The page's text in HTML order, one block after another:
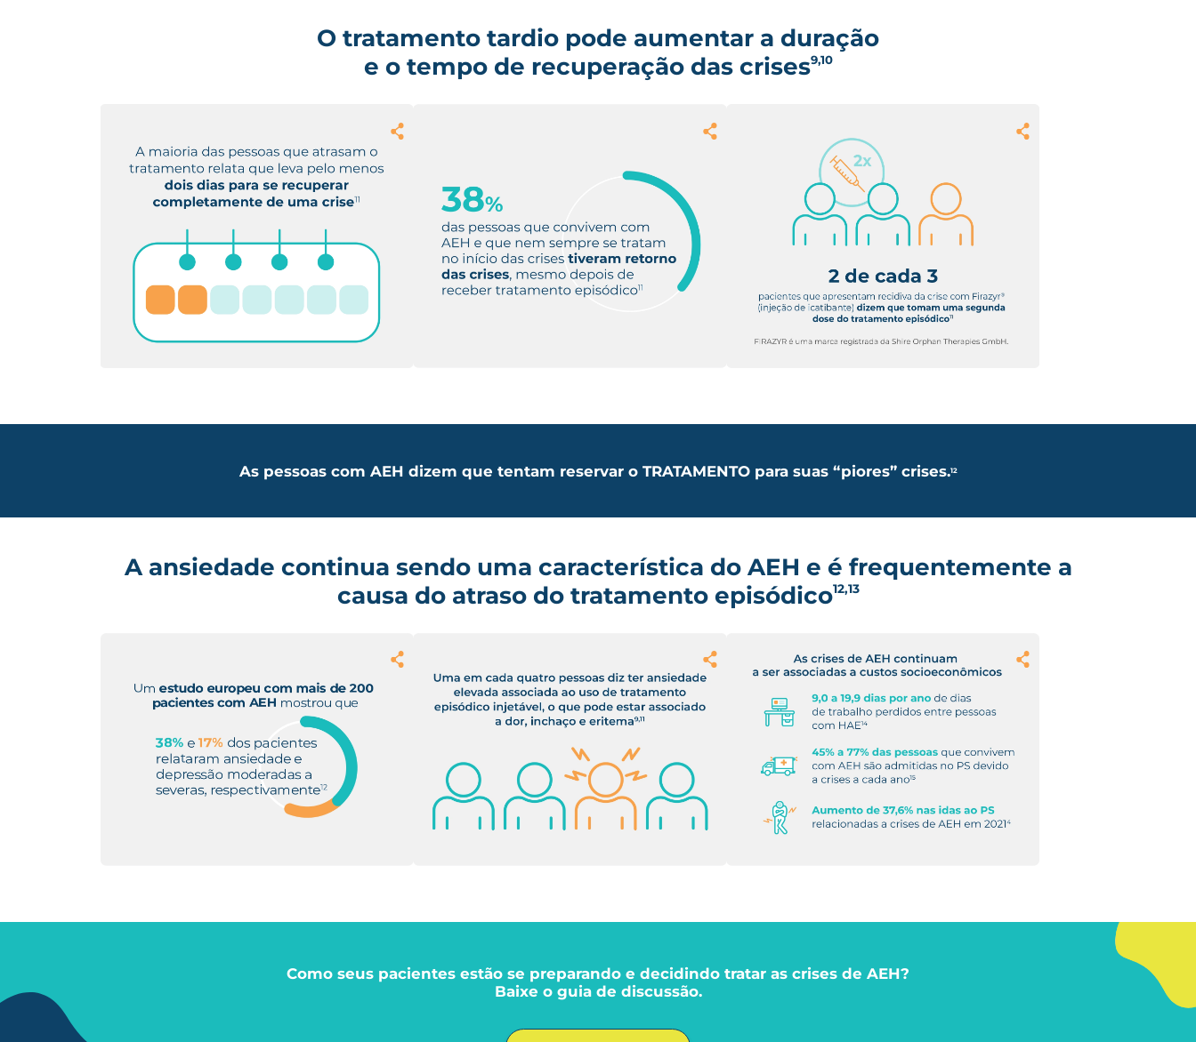
O tratamento tardio pode aumentar a duração
e o tempo de recuperação das crises9,10
As pessoas com AEH dizem que tentam reservar o TRATAMENTO para suas “piores” crises.12
A ansiedade continua sendo uma característica do AEH e é frequentemente a
causa do atraso do tratamento episódico12,13
Como seus pacientes estão se preparando e decidindo tratar as crises de AEH?
Baixe o guia de discussão.